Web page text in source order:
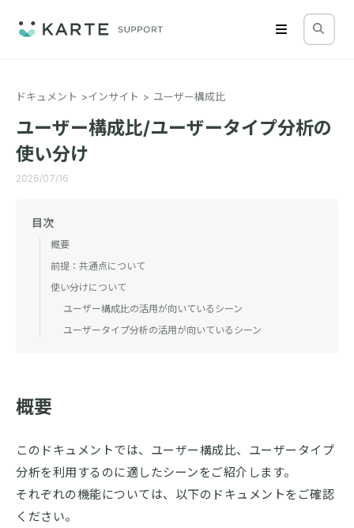
ドキュメント インサイト ユーザー構成比
ユーザー構成比/ユーザータイプ分析の
使い分け
2026/07/16
概要
このドキュメントでは、ユーザー構成比、ユーザータイプ
分析を利用するのに適したシーンをご紹介します。
それぞれの機能については、以下のドキュメントをご確認
ください。
目次
概要
前提：共通点について
使い分けについて
ユーザー構成比の活用が向いているシーン
ユーザータイプ分析の活用が向いているシーン